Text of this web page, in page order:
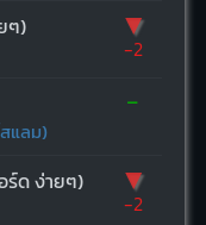
ๆ) ▼
-2
แลม)
-
ร์ด ง่ายๆ) ▼
-2